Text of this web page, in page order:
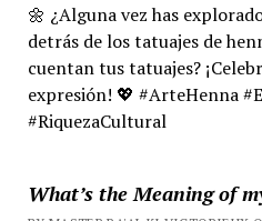
🌼 ¿Alguna vez has
detrás de los tatuajes de
cuentan tus tatuajes?
expresión! 💖 #ArteHenna
#RiquezaCultural
What’s the Meaning of